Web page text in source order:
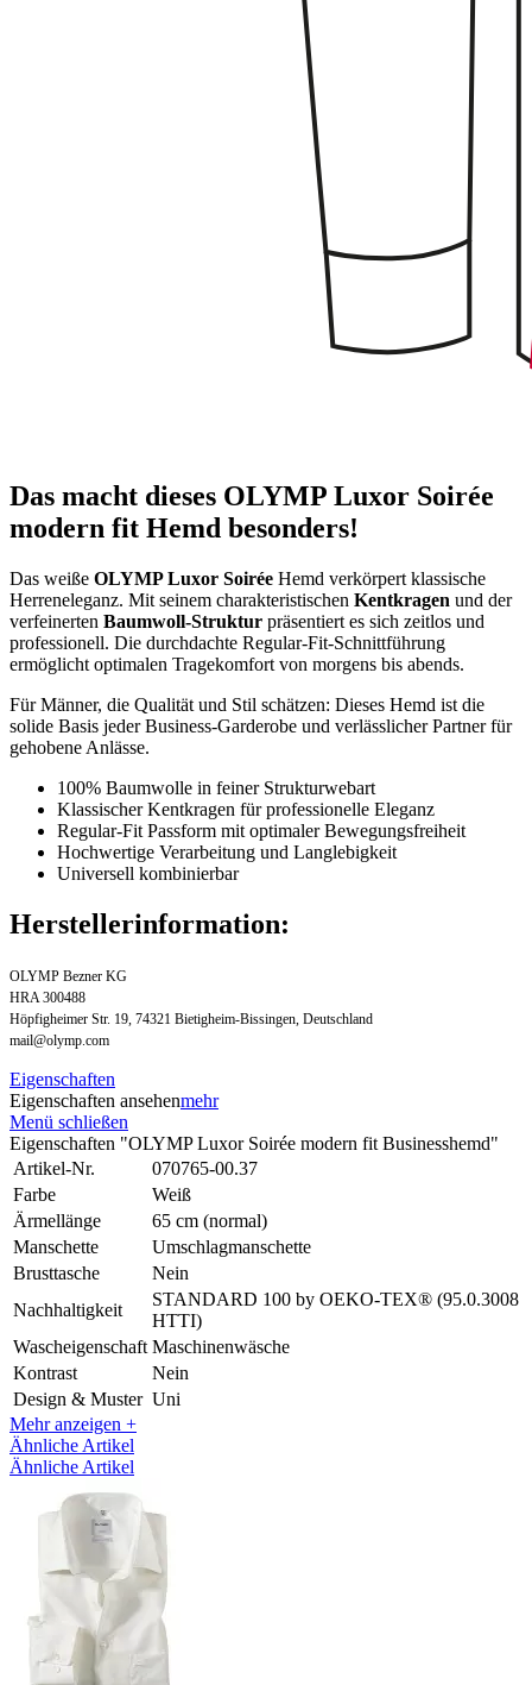
Das macht dieses OLYMP Luxor Soirée
modern fit Hemd besonders!
Das weiße OLYMP Luxor Soirée Hemd verkörpert klassische
Herreneleganz. Mit seinem charakteristischen Kentkragen und der
verfeinerten Baumwoll-Struktur präsentiert es sich zeitlos und
professionell. Die durchdachte Regular-Fit-Schnittführung
ermöglicht optimalen Tragekomfort von morgens bis abends.
Für Männer, die Qualität und Stil schätzen: Dieses Hemd ist die
solide Basis jeder Business-Garderobe und verlässlicher Partner für
gehobene Anlässe.
100% Baumwolle in feiner Strukturwebart
Klassischer Kentkragen für professionelle Eleganz
Regular-Fit Passform mit optimaler Bewegungsfreiheit
Hochwertige Verarbeitung und Langlebigkeit
Universell kombinierbar
Herstellerinformation:
OLYMP Bezner KG
HRA 300488
Höpfigheimer Str. 19, 74321 Bietigheim-Bissingen, Deutschland
mail@olymp.com
Eigenschaften
Eigenschaften ansehenmehr
Menü schließen
Eigenschaften "OLYMP Luxor Soirée modern fit Businesshemd"
Artikel-Nr.
070765-00.37
Farbe
Weiß
Ärmellänge
65 cm (normal)
Manschette
Umschlagmanschette
Brusttasche
Nein
Nachhaltigkeit
STANDARD 100 by OEKO-TEX® (95.0.3008
HTTI)
Wascheigenschaft Maschinenwäsche
Kontrast
Nein
Design & Muster Uni
Mehr anzeigen +
Ähnliche Artikel
Ähnliche Artikel